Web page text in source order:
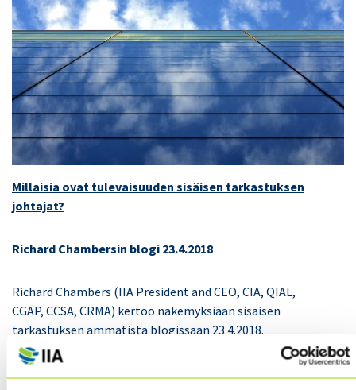
Millaisia ovat tulevaisuuden sisäisen tarkastuksen
johtajat?
Richard Chambersin blogi 23.4.2018
Richard Chambers (IIA President and CEO, CIA, QIAL,
CGAP, CCSA, CRMA) kertoo näkemyksiään sisäisen
tarkastuksen ammatista blogissaan 23.4.2018.